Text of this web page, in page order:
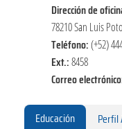
Dirección de
78210 San Luis
Teléfono:(+52)
Ext.:8458
Correo
Educación Perfil